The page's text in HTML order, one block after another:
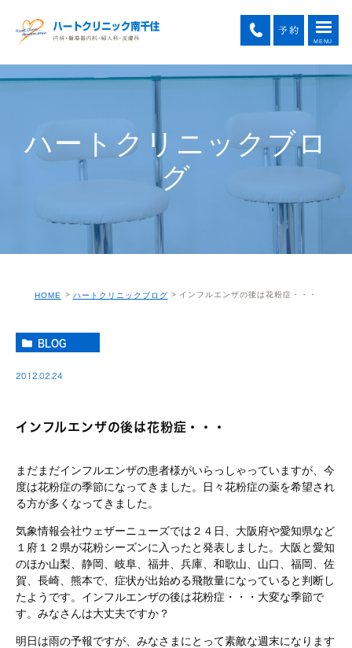
ハートクリニックブロ
グ
HOME ハートクリニックブログ インフルエンザの後は花粉症・・・
BLOG
2012.02.24
インフルエンザの後は花粉症・・・
まだまだインフルエンザの患者様がいらっしゃっていますが、今
度は花粉症の季節になってきました。日々花粉症の薬を希望され
る方が多くなってきました。
気象情報会社ウェザーニューズでは２４日、大阪府や愛知県など
１府１２県が花粉シーズンに入ったと発表しました。大阪と愛知
のほか山梨、静岡、岐阜、福井、兵庫、和歌山、山口、福岡、佐
賀、長崎、熊本で、症状が出始める飛散量になっていると判断し
たようです。インフルエンザの後は花粉症・・・大変な季節で
す。みなさんは大丈夫ですか？
明日は雨の予報ですが、みなさまにとって素敵な週末になります